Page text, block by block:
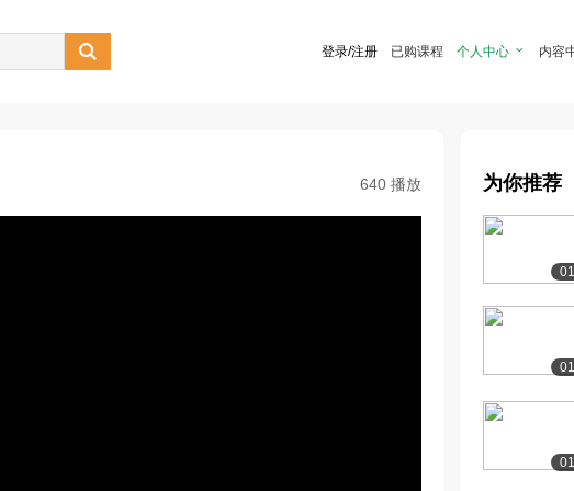
 登录/注册 已购课程 个人中心  内容
640 播放 为你推荐